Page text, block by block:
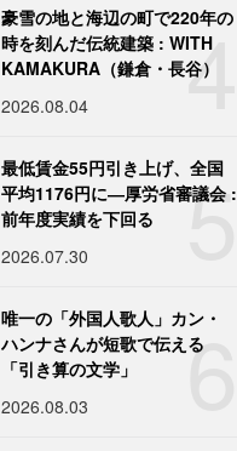
4
豪雪の地と海辺の町で220年の
時を刻んだ伝統建築 : WITH
KAMAKURA（鎌倉・長谷）
2026.08.04
5
最低賃金55円引き上げ、全国
平均1176円に―厚労省審議会 :
前年度実績を下回る
2026.07.30
6
唯一の「外国人歌人」カン・
ハンナさんが短歌で伝える
「引き算の文学」
2026.08.03